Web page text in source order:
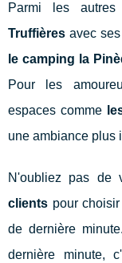
Parmi les
Truffières avec
le camping la
Pour les
espaces comme
une ambiance plus
N'oubliez pas de
clients pour
de dernière
dernière minute,